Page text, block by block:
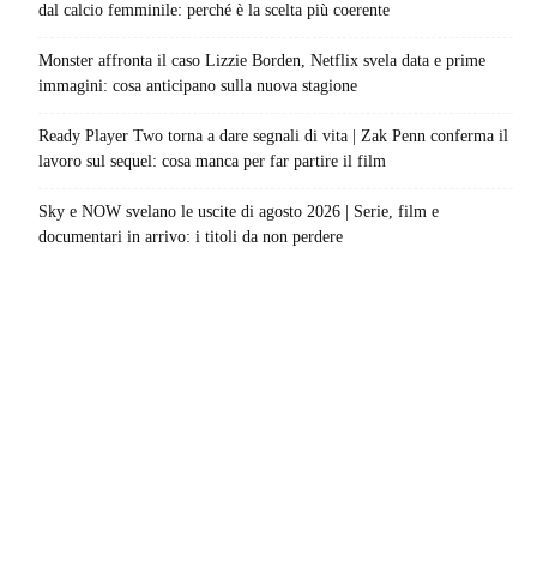
dal calcio femminile: perché è la scelta più coerente
Monster affronta il caso Lizzie Borden, Netflix svela data e prime
immagini: cosa anticipano sulla nuova stagione
Ready Player Two torna a dare segnali di vita | Zak Penn conferma il
lavoro sul sequel: cosa manca per far partire il film
Sky e NOW svelano le uscite di agosto 2026 | Serie, film e
documentari in arrivo: i titoli da non perdere